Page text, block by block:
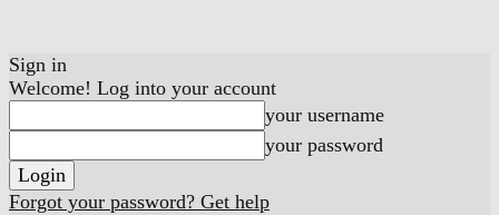
Sign in
Welcome! Log into your account
your username
your password
Forgot your password? Get help